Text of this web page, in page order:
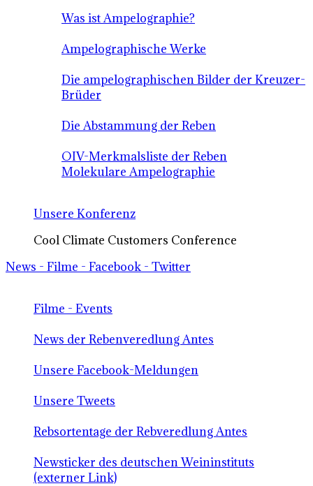
Was ist Ampelographie?
Ampelographische Werke
Die ampelographischen Bilder der Kreuzer-
Brüder
Die Abstammung der Reben
OIV-Merkmalsliste der Reben
Molekulare Ampelographie
Unsere Konferenz
Cool Climate Customers Conference
News - Filme - Facebook - Twitter
Filme - Events
News der Rebenveredlung Antes
Unsere Facebook-Meldungen
Unsere Tweets
Rebsortentage der Rebveredlung Antes
Newsticker des deutschen Weininstituts
(externer Link)